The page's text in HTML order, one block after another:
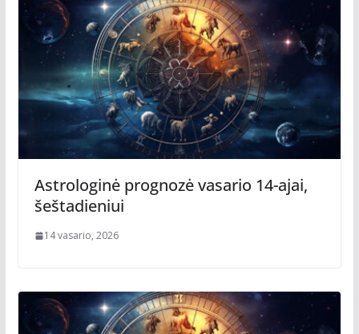
Astrologinė prognozė vasario 14-ajai,
šeštadieniui
14 vasario, 2026